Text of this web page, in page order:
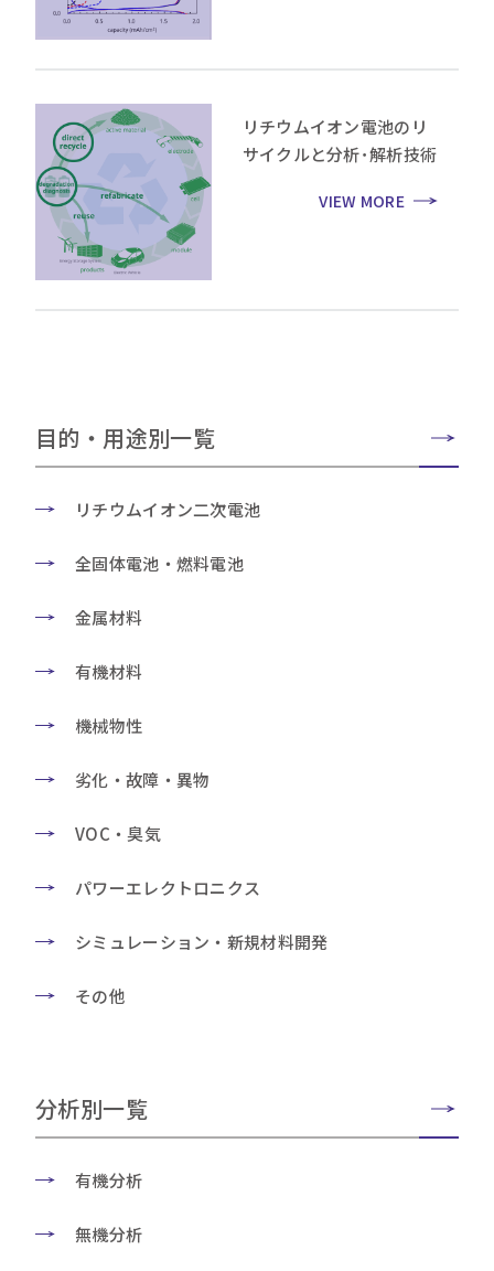
リチウムイオン電池のリ
サイクルと分析･解析技術
VIEW MORE
目的・用途別一覧
リチウムイオン二次電池
全固体電池・燃料電池
金属材料
有機材料
機械物性
劣化・故障・異物
VOC・臭気
パワーエレクトロニクス
シミュレーション・新規材料開発
その他
分析別一覧
有機分析
無機分析